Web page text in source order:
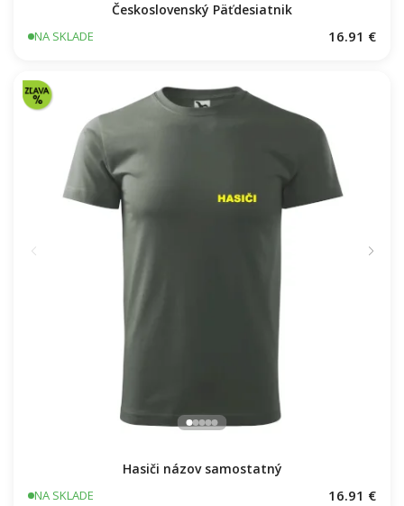
Československý Päťdesiatnik
NA SKLADE 16.91 €
Hasiči názov samostatný
NA SKLADE 16.91 €